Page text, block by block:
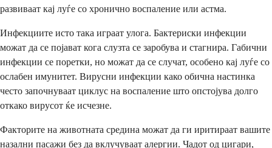
развиваат кај луѓе со хронично воспаление или астма.
Инфекциите исто така играат улога. Бактериски инфекции
можат да се појават кога слузта се заробува и стагнира. Габични
инфекции се поретки, но можат да се случат, особено кај луѓе со
ослабен имунитет. Вирусни инфекции како обична настинка
често започнуваат циклус на воспаление што опстојува долго
откако вирусот ќе исчезне.
Факторите на животната средина можат да ги иритираат вашите
назални пасажи без да вклучуваат алергии. Чадот од цигари,